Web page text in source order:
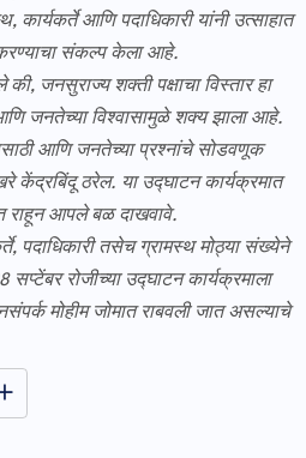
कार्यकर्ते आणि पदाधिकारी यांनी उत्साहात
संकल्प केला आहे.
जनसुराज्य शक्ती पक्षाचा विस्तार हा
जनतेच्या विश्वासामुळे शक्य झाला आहे.
आणि जनतेच्या प्रश्नांचे सोडवणूक
केंद्रबिंदू ठरेल. या उद्घाटन कार्यक्रमात
राहून आपले बळ दाखवावे.
पदाधिकारी तसेच ग्रामस्थ मोठ्या संख्येने
रोजीच्या उद्घाटन कार्यक्रमाला
मोहीम जोमात राबवली जात असल्याचे